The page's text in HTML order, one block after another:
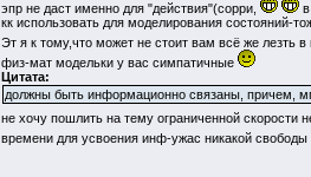
эпр не даст именно для "действия"(сорри,
в
кк использовать для моделирования состояний-
Эт я к тому,что может не стоит вам всё же лезть
физ-мат модельки у вас симпатичные
Цитата:
должны быть информационно связаны, причем,
не хочу пошлить на тему ограниченной
времени для усвоения инф-ужас никакой